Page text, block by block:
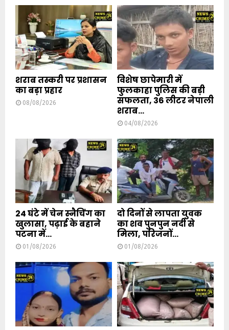
शराब तस्करी पर प्रशासन
का बड़ा प्रहार
08/08/2026
विशेष छापेमारी में
फुलकाहा पुलिस की बड़ी
सफलता, 36 लीटर नेपाली
शराब...
04/08/2026
24 घंटे में चेन स्नैचिंग का
खुलासा, पढ़ाई के बहाने
पटना में...
01/08/2026
दो दिनों से लापता युवक
का शव पुनपुन नदी से
मिला, परिजनों...
01/08/2026